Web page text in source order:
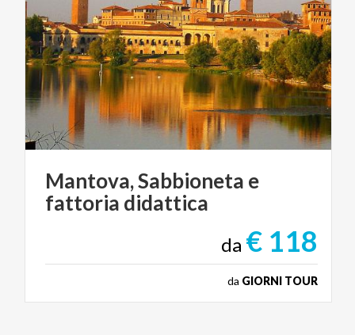
Mantova,Sabbioneta e
fattoria didattica
da € 118
da GIORNI TOUR